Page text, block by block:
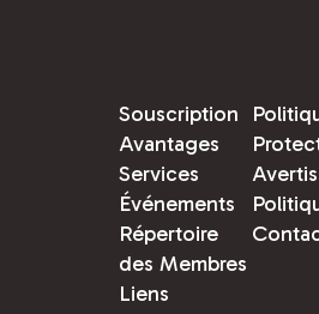
Souscription
Avantages
Services
Événements
Répertoire
des Membres
Liens